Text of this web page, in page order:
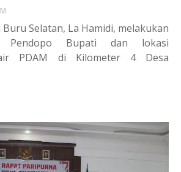
Selatan, La Hamidi, melakukan
Pendopo Bupati dan lokasi
PDAM di Kilometer 4 Desa